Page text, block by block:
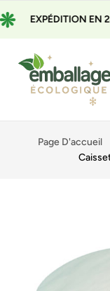
EXPÉDITION EN 24H
Page D'accueil